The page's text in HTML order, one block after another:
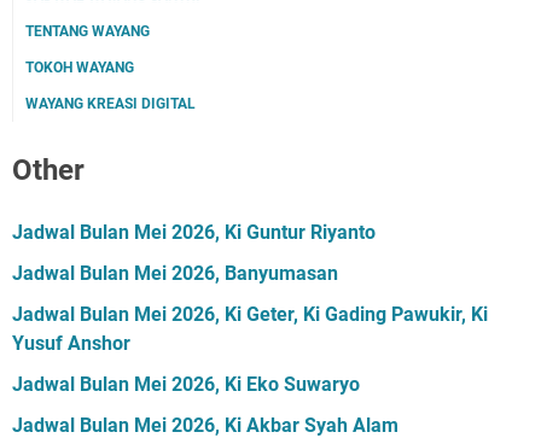
TENTANG WAYANG
TOKOH WAYANG
WAYANG KREASI DIGITAL
Other
Jadwal Bulan Mei 2026, Ki Guntur Riyanto
Jadwal Bulan Mei 2026, Banyumasan
Jadwal Bulan Mei 2026, Ki Geter, Ki Gading Pawukir, Ki
Yusuf Anshor
Jadwal Bulan Mei 2026, Ki Eko Suwaryo
Jadwal Bulan Mei 2026, Ki Akbar Syah Alam